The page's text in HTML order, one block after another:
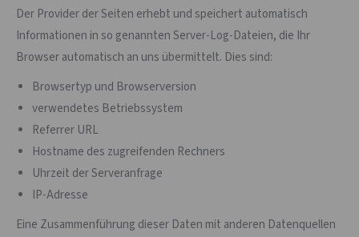
Der Provider der Seiten erhebt und speichert automatisch
Informationen in so genannten Server-Log-Dateien, die Ihr
Browser automatisch an uns übermittelt. Dies sind:
Browsertyp und Browserversion
verwendetes Betriebssystem
Referrer URL
Hostname des zugreifenden Rechners
Uhrzeit der Serveranfrage
IP-Adresse
Eine Zusammenführung dieser Daten mit anderen Datenquellen